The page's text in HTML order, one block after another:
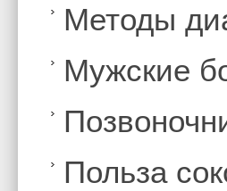
Методы
Мужские
Польза